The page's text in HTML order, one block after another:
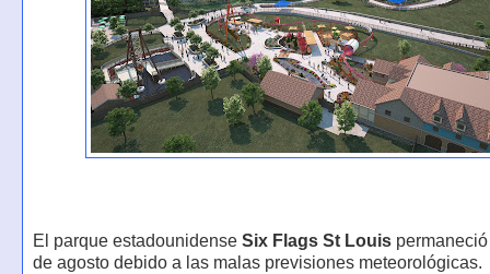
El parque estadounidense Six Flags St Louis
de agosto debido a las malas previsiones meteorológicas.